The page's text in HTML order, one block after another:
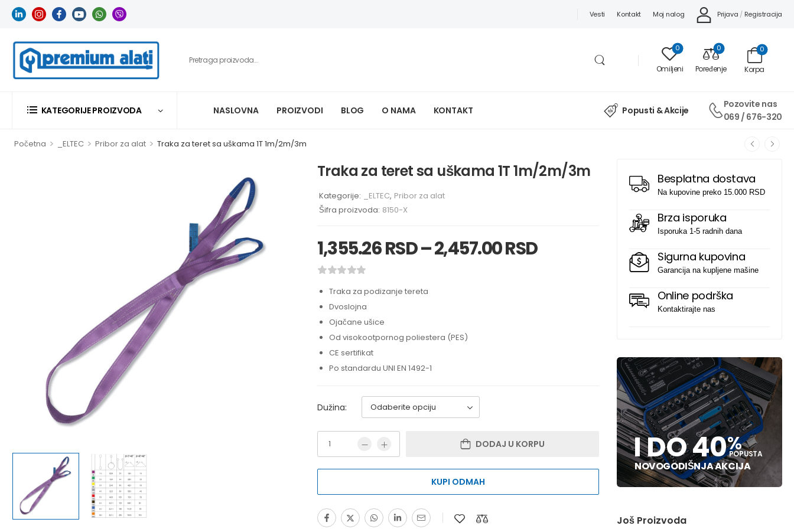
Vesti Kontakt Moj nalog Prijava / Registracija
0
Omiljeni
0
Poređenje Korpa
0
KATEGORIJE PROIZVODA NASLOVNA PROIZVODI BLOG O NAMA KONTAKT Popusti & Akcije
Pozovite nas
069 / 676-320
Početna > _ELTEC > Pribor za alat > Traka za teret sa uškama 1T 1m/2m/3m
Besplatna dostava
Na kupovine preko 15.000 RSD
Brza isporuka
Isporuka 1-5 radnih dana
Sigurna kupovina
Garancija na kupljene mašine
Online podrška
Kontaktirajte nas
I DO 40%
POPUSTA
NOVOGODIŠNJA AKCIJA
Još Proizvoda
Traka za teret sa uškama 1T 1m/2m/3m
Kategorije: _ELTEC, Pribor za alat
Šifra proizvoda: 8150-X
1,355.26RSD–2,457.00RSD
Traka za podizanje tereta
Dvoslojna
Ojačane ušice
Od visokootpornog poliestera (PES)
CE sertifikat
Po standardu UNI EN 1492-1
Dužina:
DODAJ U KORPU
KUPI ODMAH